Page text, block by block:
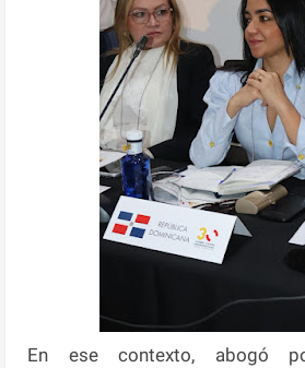
En ese contexto, abogó